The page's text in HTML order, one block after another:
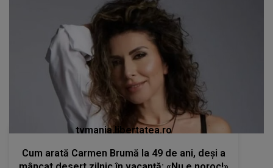
tvmania.libertatea.ro
Cum arată Carmen Brumă la 49 de ani, deși a